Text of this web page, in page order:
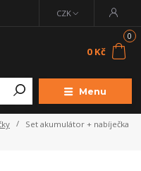
Menu
CZK
0
0 Kč
Set akumulátor + nabíječka